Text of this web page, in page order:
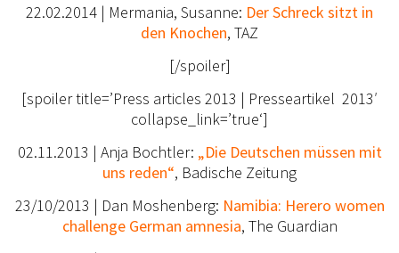
22.02.2014 | Mermania, Susanne: Der Schreck sitzt in
den Knochen, TAZ
[/spoiler]
[spoiler title=’Press articles 2013 | Presseartikel 2013′
collapse_link=’true‘]
02.11.2013 | Anja Bochtler: „Die Deutschen müssen mit
uns reden“, Badische Zeitung
23/10/2013 | Dan Moshenberg: Namibia: Herero women
challenge German amnesia, The Guardian